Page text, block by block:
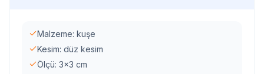
Malzeme: kuşe
Kesim: düz kesim
Ölçü: 3x3 cm